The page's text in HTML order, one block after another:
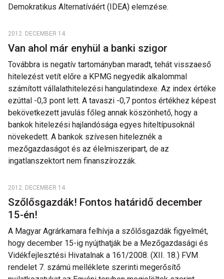
Demokratikus Alternatíváért (IDEA) elemzése.
2012. DECEMBER 14.
Van ahol már enyhül a banki szigor
Továbbra is negatív tartományban maradt, tehát visszaeső
hitelezést vetít előre a KPMG negyedik alkalommal
számított vállalathitelezési hangulatindexe. Az index értéke
ezúttal -0,3 pont lett. A tavaszi -0,7 pontos értékhez képest
bekövetkezett javulás főleg annak köszönhető, hogy a
bankok hitelezési hajlandósága egyes hiteltípusoknál
növekedett. A bankok szívesen hiteleznék a
mezőgazdaságot és az élelmiszeripart, de az
ingatlanszektort nem finanszírozzák.
2012. DECEMBER 14.
Szőlősgazdák! Fontos határidő december
15-én!
A Magyar Agrárkamara felhívja a szőlősgazdák figyelmét,
hogy december 15-ig nyújthatják be a Mezőgazdasági és
Vidékfejlesztési Hivatalnak a 161/2008. (XII. 18.) FVM
rendelet 7. számú melléklete szerinti megerősítő